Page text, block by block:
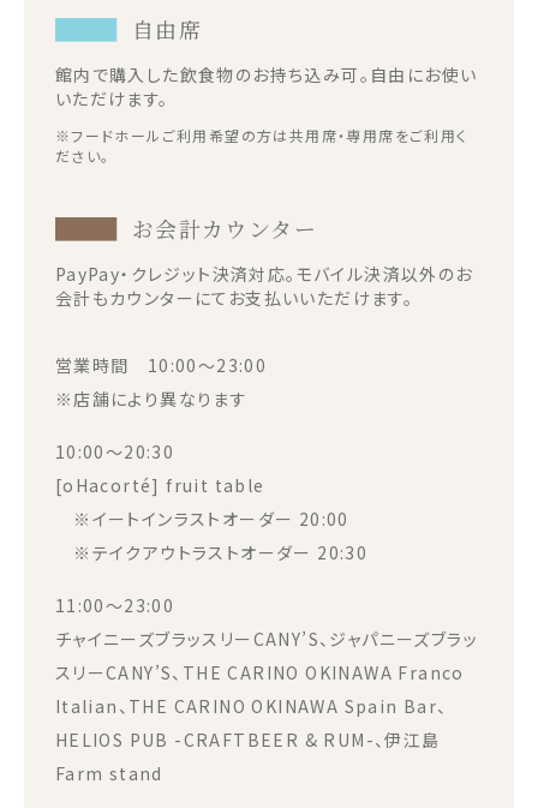
自由席
館内で購入した飲食物のお持ち込み可。自由にお使い
いただけます。
※フードホールご利用希望の方は共用席・専用席をご利用く
ださい。
お会計カウンター
PayPay・クレジット決済対応。モバイル決済以外のお
会計もカウンターにてお支払いいただけます。
営業時間 10:00～23:00
※店舗により異なります
10:00～20:30
[oHacorté] fruit table
※イートインラストオーダー 20:00
※テイクアウトラストオーダー 20:30
11:00～23:00
チャイニーズブラッスリーCANY’S、ジャパニーズブラッ
スリーCANY’S、THE CARINO OKINAWA Franco
Italian、THE CARINO OKINAWA Spain Bar、
HELIOS PUB -CRAFTBEER & RUM-、伊江島
Farm stand